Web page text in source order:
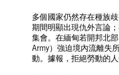
多個國家仍然存在種族
期間明顯出現仇外言論
集會。在緬甸若開邦北
Army）強迫境內流離失
動。據報，拒絕勞動的人